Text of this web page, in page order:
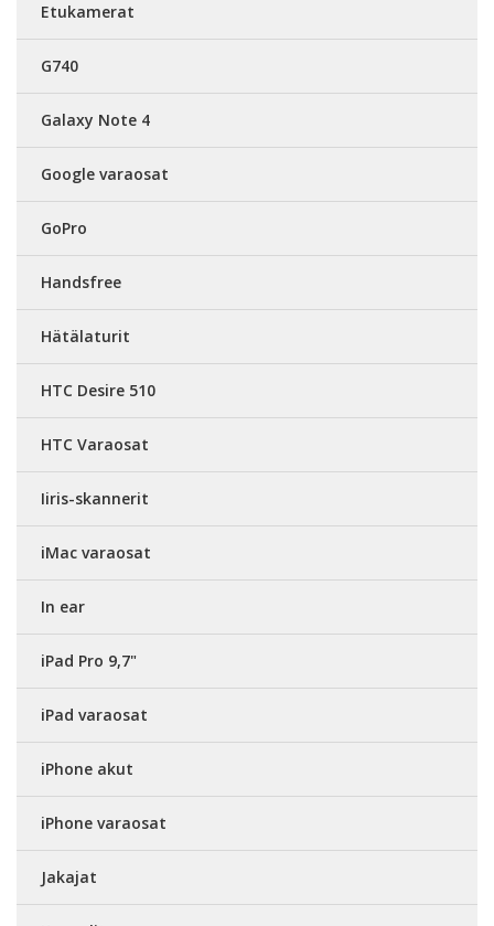
Etukamerat
G740
Galaxy Note 4
Google varaosat
GoPro
Handsfree
Hätälaturit
HTC Desire 510
HTC Varaosat
Iiris-skannerit
iMac varaosat
In ear
iPad Pro 9,7"
iPad varaosat
iPhone akut
iPhone varaosat
Jakajat